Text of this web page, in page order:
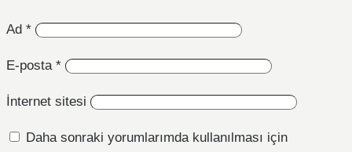
Ad *
E-posta *
İnternet sitesi
Daha sonraki yorumlarımda kullanılması için